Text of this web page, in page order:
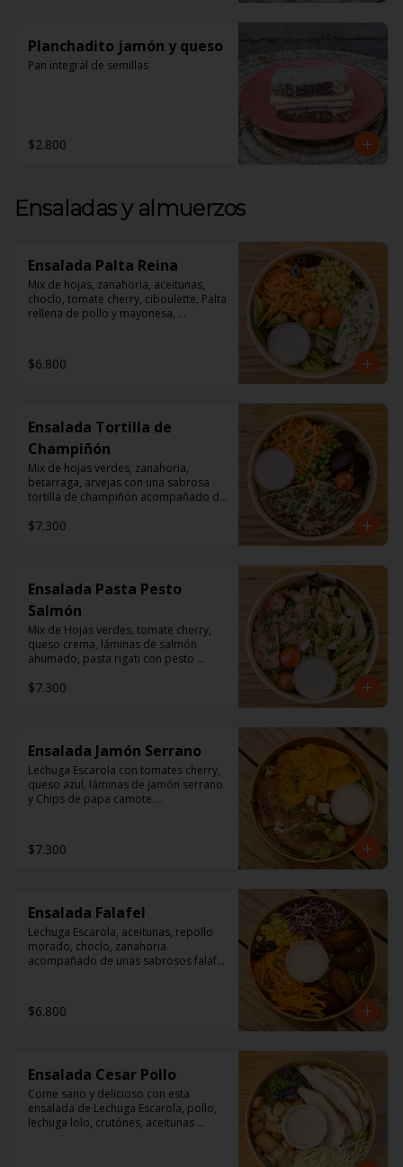
Planchadito jamón y queso
Pan integral de semillas
$2.800
Ensaladas y almuerzos
Ensalada Palta Reina
Mix de hojas, zanahoria, aceitunas,
choclo, tomate cherry, ciboulette, Palta
rellena de pollo y mayonesa,
cúrcuma, comino y pimienta.
$6.800
Ensalada Tortilla de
Champiñón
Mix de hojas verdes, zanahoria,
betarraga, arvejas con una sabrosa
tortilla de champiñón acompañado de
limón, sal, cúrcuma, comino y
$7.300
Ensalada Pasta Pesto
Salmón
Mix de Hojas verdes, tomate cherry,
queso crema, láminas de salmón
ahumado, pasta rigati con pesto
mayonesa, jugo de limón, sal,
$7.300
Ensalada Jamón Serrano
Lechuga Escarola con tomates cherry,
queso azul, láminas de jamón serrano
y Chips de papa camote.
$7.300
Ensalada Falafel
Lechuga Escarola, aceitunas, repollo
morado, choclo, zanahoria
acompañado de unas sabrosos falafel
Aderezo a base de mayonesa.
$6.800
Ensalada Cesar Pollo
Come sano y delicioso con esta
ensalada de Lechuga Escarola, pollo,
lechuga lolo, crutónes, aceitunas